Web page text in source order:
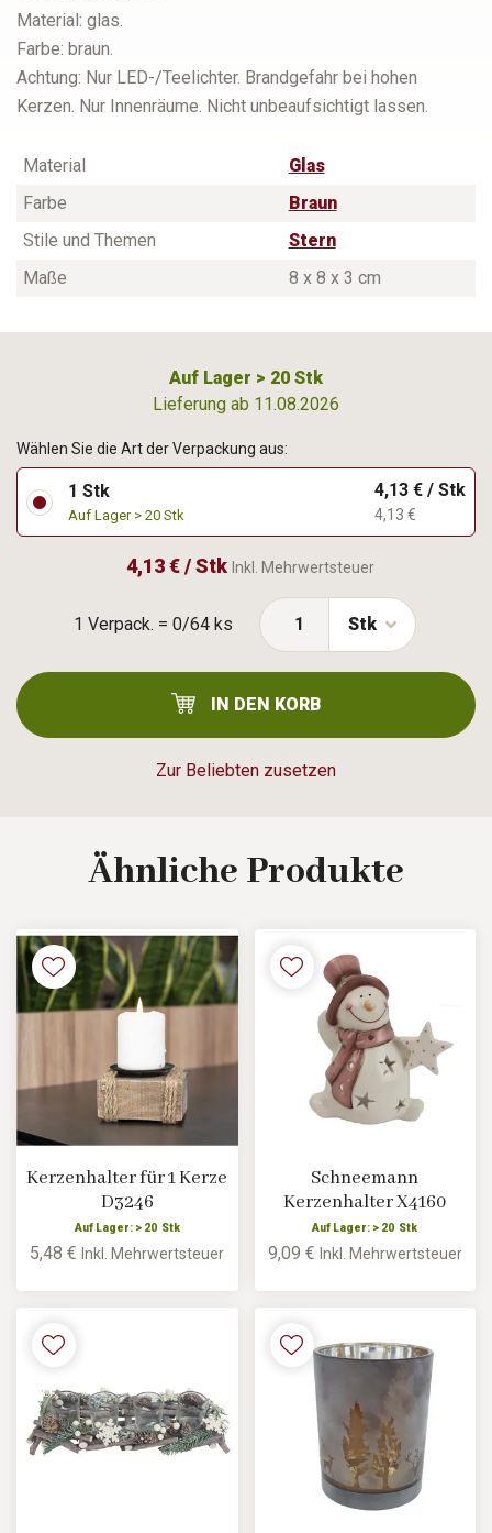
Material: glas.
Farbe: braun.
Achtung: Nur LED-/Teelichter. Brandgefahr bei hohen
Kerzen. Nur Innenräume. Nicht unbeaufsichtigt lassen.
Material
Glas
Farbe
Braun
Stile und Themen
Stern
Maße
8 x 8 x 3 cm
Auf Lager > 20 Stk
Lieferung ab 11.08.2026
1 Verpack. = 0/64 ks
Zur Beliebten zusetzen
Wählen Sie die Art der Verpackung aus:
1 Stk
Auf Lager > 20 Stk
4,13 € / Stk
4,13 €
4,13 € / Stk Inkl. Mehrwertsteuer
Stk
IN DEN KORB
Ähnliche Produkte
Kerzenhalter für 1 Kerze
D3246
Auf Lager: > 20 Stk
5,48 €Inkl. Mehrwertsteuer
Schneemann
Kerzenhalter X4160
Auf Lager: > 20 Stk
9,09 € Inkl. Mehrwertsteuer